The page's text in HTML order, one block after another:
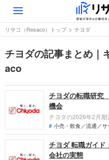
Toggle
navigation
リサコ（Resaco）トップ チヨダ
チヨダの記事まとめ｜
aco
チヨダの転職研究
機会
チヨダの2026年2月期
への集中と、主力「ス
となりました。「な
事業で、どんな役割
小売・飲食／流通／
チヨダ 転職ガイド
会社の実態